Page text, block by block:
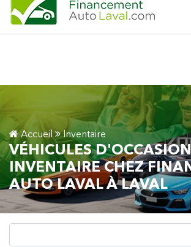
Plus de 600 véhicules!
450, boul. Cartier Ouest, Laval, QC, CA
Accueil Inventaire
VÉHICULES
INVENTAIRE CHEZ
AUTO LAVAL À LAVAL